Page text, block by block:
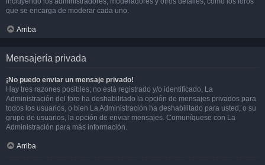
que se encarga de moderar cada uno.
Arriba
Mensajería privada
¡No puedo enviar un mensaje privado!
Hay tres razones posibles; no está registrado y/o identificado, La
Administración del foro ha deshabilitado la opción de mensajes privados para
todos los usuarios, o bien La Administración ha deshabilitado para usted, o su
grupo de usuarios, la opción de enviar mensajes. Comuníquese con La
Administración para más información.
Arriba